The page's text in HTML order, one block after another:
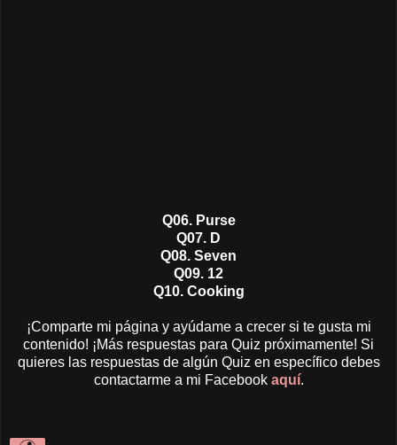
Q06. Purse
Q07. D
Q08. Seven
Q09. 12
Q10. Cooking
¡Comparte mi página y ayúdame a crecer si te gusta mi
contenido! ¡Más respuestas para Quiz próximamente! Si
quieres las respuestas de algún Quiz en específico debes
contactarme a mi Facebook aquí.